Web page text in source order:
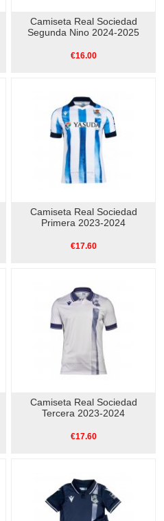
Camiseta Real Sociedad
Segunda Nino 2024-2025
€16.00
Camiseta Real Sociedad
Primera 2023-2024
€17.60
Camiseta Real Sociedad
Tercera 2023-2024
€17.60